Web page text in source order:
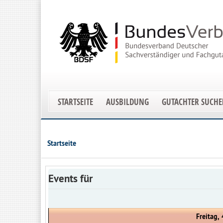
STARTSEITE AUSBILDUNG GUTACHTER
Startseite
Events für
Freitag,